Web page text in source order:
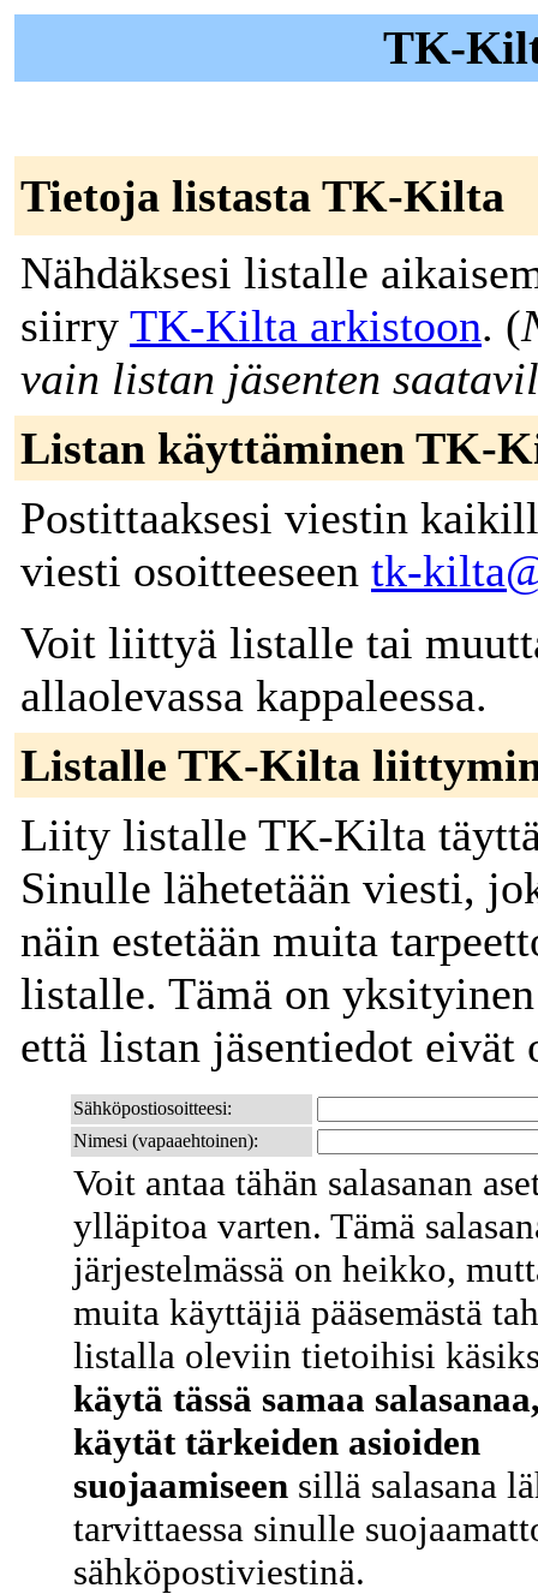
TK-
Tietoja listasta TK-Kilta
Nähdäksesi listalle
siirry TK-Kilta arkistoon. (
vain listan jäsenten
Listan käyttäminen TK-
Postittaaksesi viestin
viesti osoitteeseen tk-
Voit liittyä listalle tai
allaolevassa kappaleessa.
Listalle TK-Kilta
Liity listalle TK-Kilta
Sinulle lähetetään viesti,
näin estetään muita
listalle. Tämä on
että listan jäsentiedot
Sähköpostiosoitteesi:
Nimesi (vapaaehtoinen):
Voit antaa tähän salasanan
ylläpitoa varten. Tämä
järjestelmässä on heikko,
muita käyttäjiä pääsemästä
listalla oleviin tietoihisi
käytä tässä samaa
käytät tärkeiden asioiden
suojaamiseen sillä salasana
tarvittaessa sinulle
sähköpostiviestinä.